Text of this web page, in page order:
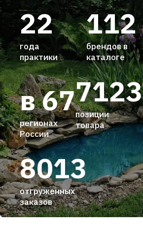
22
года
практики
112
брендов в
каталоге
7123
позиции
товара
8013
отгруженных
заказов
в 67
регионах
России